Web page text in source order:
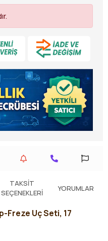
TAKSIT
SEÇENEKLERI
YORUMLAR
Freze Uç Seti, 17